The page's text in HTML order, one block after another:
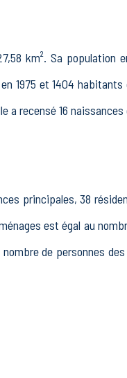
km². Sa population
1975 et 1404
a recensé 16
principales, 38
est égal au
de personnes